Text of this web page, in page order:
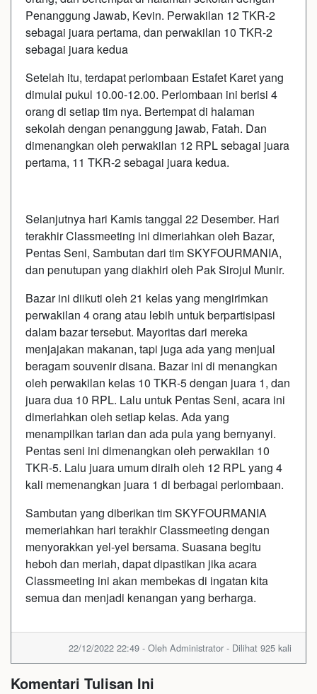
Penanggung Jawab, Kevin. Perwakilan 12 TKR-2
sebagai juara pertama, dan perwakilan 10 TKR-2
sebagai juara kedua
Setelah itu, terdapat perlombaan Estafet Karet yang
dimulai pukul 10.00-12.00. Perlombaan ini berisi 4
orang di setiap tim nya. Bertempat di halaman
sekolah dengan penanggung jawab, Fatah. Dan
dimenangkan oleh perwakilan 12 RPL sebagai juara
pertama, 11 TKR-2 sebagai juara kedua.
Selanjutnya hari Kamis tanggal 22 Desember. Hari
terakhir Classmeeting ini dimeriahkan oleh Bazar,
Pentas Seni, Sambutan dari tim SKYFOURMANIA,
dan penutupan yang diakhiri oleh Pak Sirojul Munir.
Bazar ini diikuti oleh 21 kelas yang mengirimkan
perwakilan 4 orang atau lebih untuk berpartisipasi
dalam bazar tersebut. Mayoritas dari mereka
menjajakan makanan, tapi juga ada yang menjual
beragam souvenir disana. Bazar ini di menangkan
oleh perwakilan kelas 10 TKR-5 dengan juara 1, dan
juara dua 10 RPL. Lalu untuk Pentas Seni, acara ini
dimeriahkan oleh setiap kelas. Ada yang
menampilkan tarian dan ada pula yang bernyanyi.
Pentas seni ini dimenangkan oleh perwakilan 10
TKR-5. Lalu juara umum diraih oleh 12 RPL yang 4
kali memenangkan juara 1 di berbagai perlombaan.
Sambutan yang diberikan tim SKYFOURMANIA
memeriahkan hari terakhir Classmeeting dengan
menyorakkan yel-yel bersama. Suasana begitu
heboh dan meriah, dapat dipastikan jika acara
Classmeeting ini akan membekas di ingatan kita
semua dan menjadi kenangan yang berharga.
22/12/2022 22:49 - Oleh Administrator - Dilihat 925 kali
Komentari Tulisan Ini